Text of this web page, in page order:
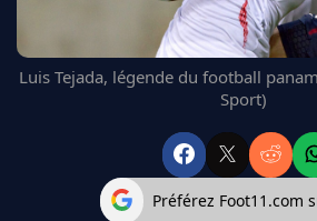
BAYERN
L'AVIS DE LA RÉDAC'
Luis Tejada, légende du football
Sport)
Préférez Foot11.com